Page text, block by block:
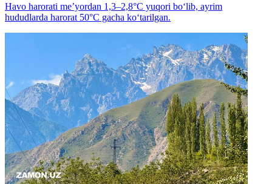
Havo harorati me’yordan 1,3–2,8°C yuqori bo‘lib, ayrim
hududlarda harorat 50°C gacha ko‘tarilgan.